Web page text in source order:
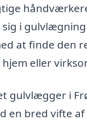
sig i
at finde den
eller
gulvlægger i
en bred vifte af